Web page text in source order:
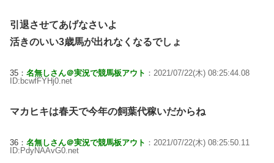
引退させてあげなさいよ
活きのいい3歳馬が出れなくなるでしょ
35： 名無しさん＠実況で競馬板アウト ：2021/07/22(木) 08:25:44.08
ID:bcwfFYHj0.net
マカヒキは春天で今年の飼葉代稼いだからね
36： 名無しさん＠実況で競馬板アウト ：2021/07/22(木) 08:25:50.11
ID:PdyNAAvG0.net